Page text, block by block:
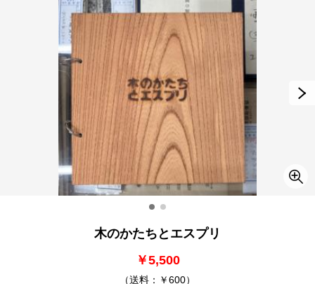
木のかたちとエスプリ
￥5,500
（送料：￥600）